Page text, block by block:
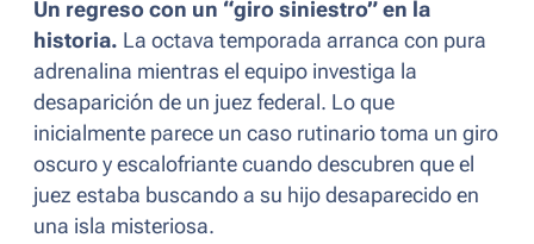
Un regreso con un “giro siniestro” en la
historia. La octava temporada arranca con pura
adrenalina mientras el equipo investiga la
desaparición de un juez federal. Lo que
inicialmente parece un caso rutinario toma un giro
oscuro y escalofriante cuando descubren que el
juez estaba buscando a su hijo desaparecido en
una isla misteriosa.